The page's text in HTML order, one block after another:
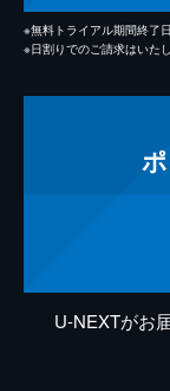
※無料トライアル期間終了
※日割りでのご請求はいたし
U-NEXTがお